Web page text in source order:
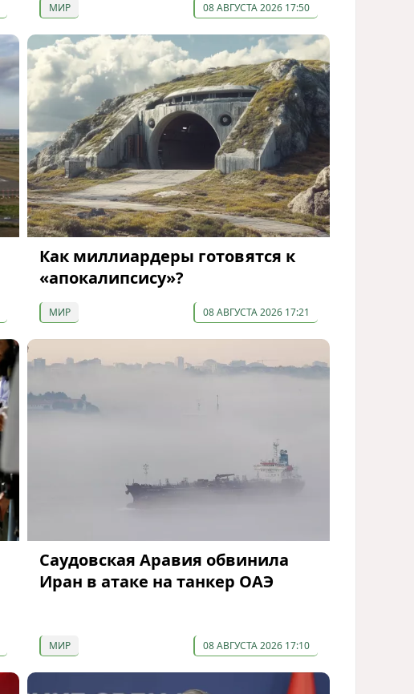
МИР 08 АВГУСТА 2026 17:50
Как миллиардеры готовятся к
«апокалипсису»?
МИР 08 АВГУСТА 2026 17:21
Саудовская Аравия обвинила
Иран в атаке на танкер ОАЭ
МИР 08 АВГУСТА 2026 17:10